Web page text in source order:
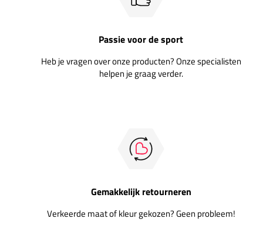
Passie voor de sport
Heb je vragen over onze producten? Onze specialisten
helpen je graag verder.
Gemakkelijk retourneren
Verkeerde maat of kleur gekozen? Geen probleem!